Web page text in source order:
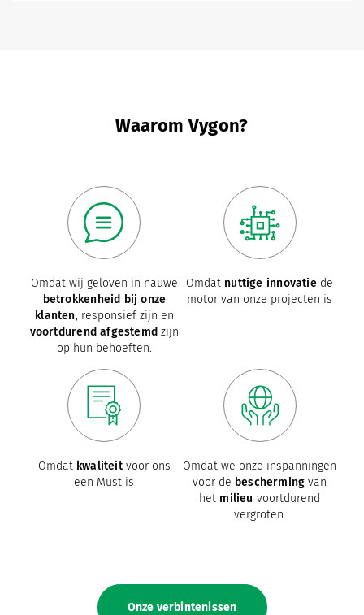
Waarom Vygon?
Omdat wij geloven in nauwe
betrokkenheid bij onze
klanten, responsief zijn en
voortdurend afgestemdzijn
op hun behoeften.
Omdat nuttige innovatiede
motor van onze projecten is
Omdat kwaliteitvoor ons
een Must is
Omdat we onze inspanningen
voor de bescherming van
het milieu voortdurend
vergroten.
Onze verbintenissen